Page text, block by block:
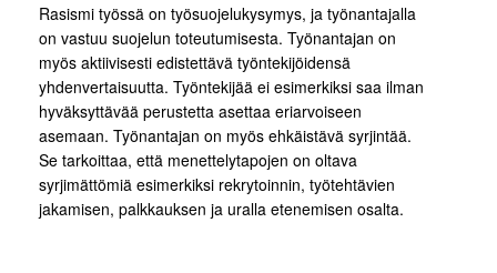
Rasismi työssä on työsuojelukysymys, ja työnantajalla
on vastuu suojelun toteutumisesta. Työnantajan on
myös aktiivisesti edistettävä työntekijöidensä
yhdenvertaisuutta. Työntekijää ei esimerkiksi saa ilman
hyväksyttävää perustetta asettaa eriarvoiseen
asemaan. Työnantajan on myös ehkäistävä syrjintää.
Se tarkoittaa, että menettelytapojen on oltava
syrjimättömiä esimerkiksi rekrytoinnin, työtehtävien
jakamisen, palkkauksen ja uralla etenemisen osalta.